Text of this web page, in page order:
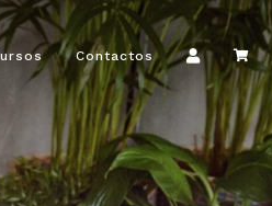
Contactos